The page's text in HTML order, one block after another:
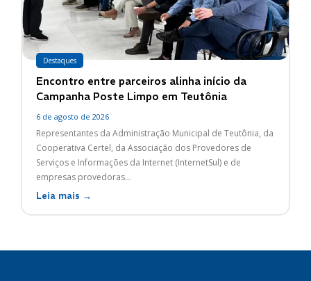
Destaques
Encontro entre parceiros alinha início da
Campanha Poste Limpo em Teutônia
6 de agosto de 2026
Representantes da Administração Municipal de Teutônia, da
Cooperativa Certel, da Associação dos Provedores de
Serviços e Informações da Internet (InternetSul) e de
empresas provedoras...
Leia mais →